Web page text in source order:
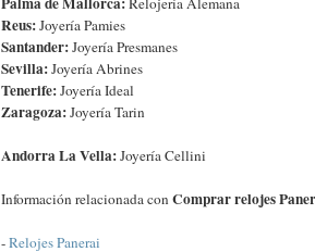
Reus:Joyería Pamies
Santander:Joyería Presmanes
Sevilla:Joyería Abrines
Tenerife:Joyería Ideal
Zaragoza:Joyería Tarin
Andorra La Vella:Joyería Cellini
Información relacionada con Comprar relojes
-Relojes Panerai